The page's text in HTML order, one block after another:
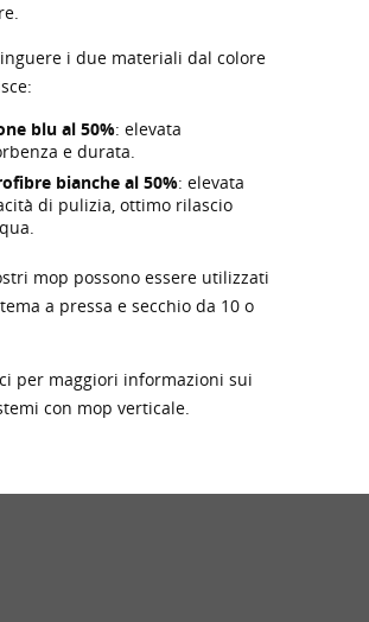
i due materiali dal colore
blu al 50%: elevata
e durata.
bianche al 50%: elevata
di pulizia, ottimo rilascio
mop possono essere utilizzati
a pressa e secchio da 10 o
per maggiori informazioni sui
con mop verticale.